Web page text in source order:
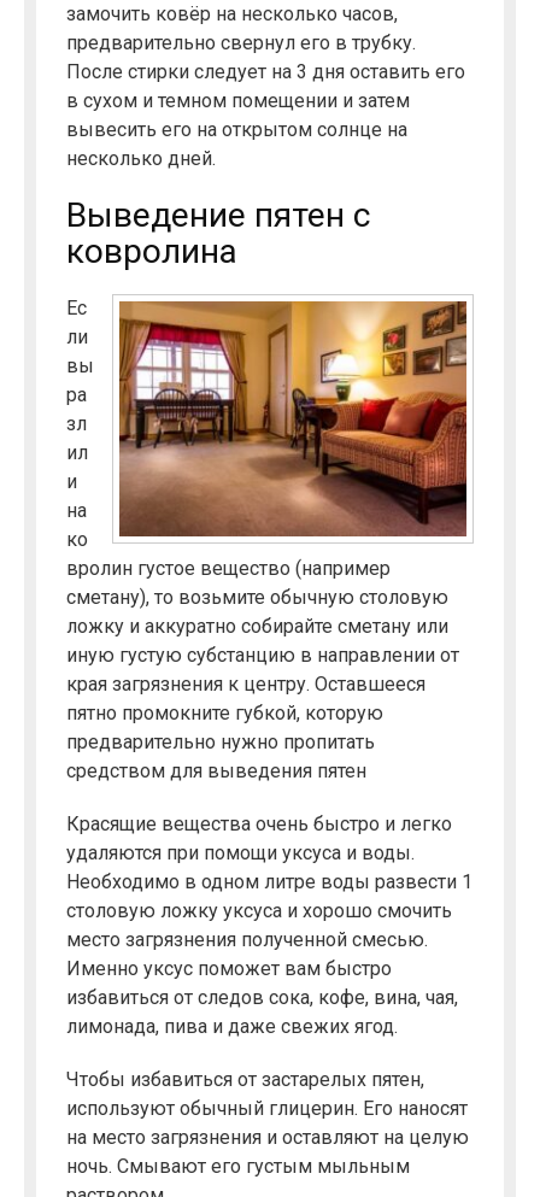
замочить ковёр на несколько часов,
предварительно свернул его в трубку.
После стирки следует на 3 дня оставить его
в сухом и темном помещении и затем
вывесить его на открытом солнце на
несколько дней.
Выведение пятен с
ковролина
Ес
ли
вы
ра
зл
ил
и
на
ко
вролин густое вещество (например
сметану), то возьмите обычную столовую
ложку и аккуратно собирайте сметану или
иную густую субстанцию в направлении от
края загрязнения к центру. Оставшееся
пятно промокните губкой, которую
предварительно нужно пропитать
средством для выведения пятен
Красящие вещества очень быстро и легко
удаляются при помощи уксуса и воды.
Необходимо в одном литре воды развести 1
столовую ложку уксуса и хорошо смочить
место загрязнения полученной смесью.
Именно уксус поможет вам быстро
избавиться от следов сока, кофе, вина, чая,
лимонада, пива и даже свежих ягод.
Чтобы избавиться от застарелых пятен,
используют обычный глицерин. Его наносят
на место загрязнения и оставляют на целую
ночь. Смывают его густым мыльным